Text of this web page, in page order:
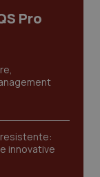
Pro
innovative